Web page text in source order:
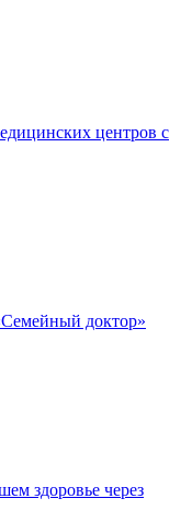
центров с
доктор»
здоровье через